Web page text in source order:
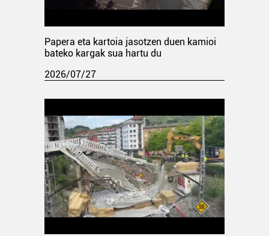
Papera eta kartoia jasotzen duen kamioi
bateko kargak sua hartu du
2026/07/27